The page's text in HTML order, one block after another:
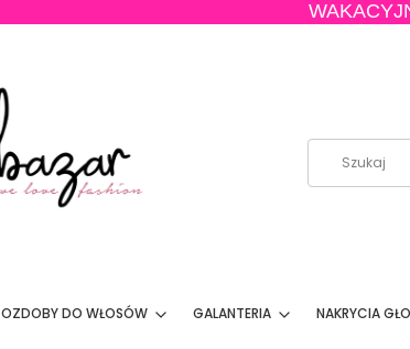
OZDOBY DO WŁOSÓW GALANTERIA NAKRYCIA